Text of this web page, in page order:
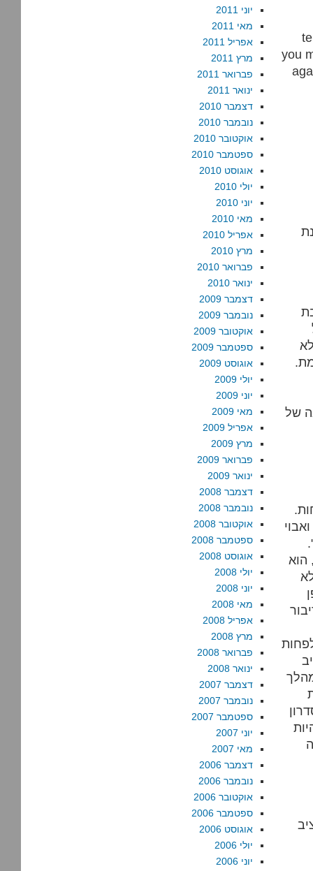
you
של
הוא
יוני 2011
מאי 2011
אפריל 2011
מרץ 2011
פברואר 2011
ינואר 2011
דצמבר 2010
נובמבר 2010
אוקטובר 2010
ספטמבר 2010
אוגוסט 2010
יולי 2010
יוני 2010
מאי 2010
אפריל 2010
מרץ 2010
פברואר 2010
ינואר 2010
דצמבר 2009
נובמבר 2009
אוקטובר 2009
ספטמבר 2009
אוגוסט 2009
יולי 2009
יוני 2009
מאי 2009
אפריל 2009
מרץ 2009
פברואר 2009
ינואר 2009
דצמבר 2008
נובמבר 2008
אוקטובר 2008
ספטמבר 2008
אוגוסט 2008
יולי 2008
יוני 2008
מאי 2008
אפריל 2008
מרץ 2008
פברואר 2008
ינואר 2008
דצמבר 2007
נובמבר 2007
ספטמבר 2007
יוני 2007
מאי 2007
דצמבר 2006
נובמבר 2006
אוקטובר 2006
ספטמבר 2006
אוגוסט 2006
יולי 2006
יוני 2006